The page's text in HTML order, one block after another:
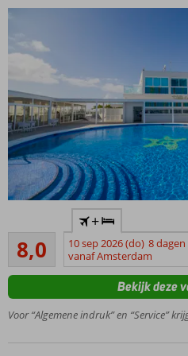
Kleinschalig
hotel
Direct
aan
strand
van
8,0
Zeer goed
3
beoordelingen
+
10 sep 2026 (do) 8
vanaf Amsterdam
Voor “Algemene indruk” en “Service”
Bekijk deze